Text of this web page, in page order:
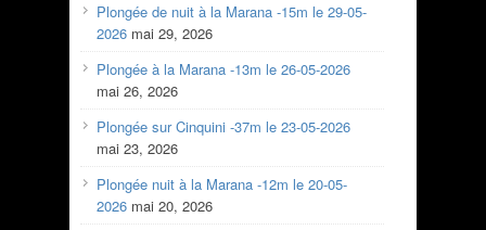
Plongée de nuit à la Marana -15m le 29-05-
2026 mai 29, 2026
Plongée à la Marana -13m le 26-05-2026
mai 26, 2026
Plongée sur Cinquini -37m le 23-05-2026
mai 23, 2026
Plongée nuit à la Marana -12m le 20-05-
2026 mai 20, 2026